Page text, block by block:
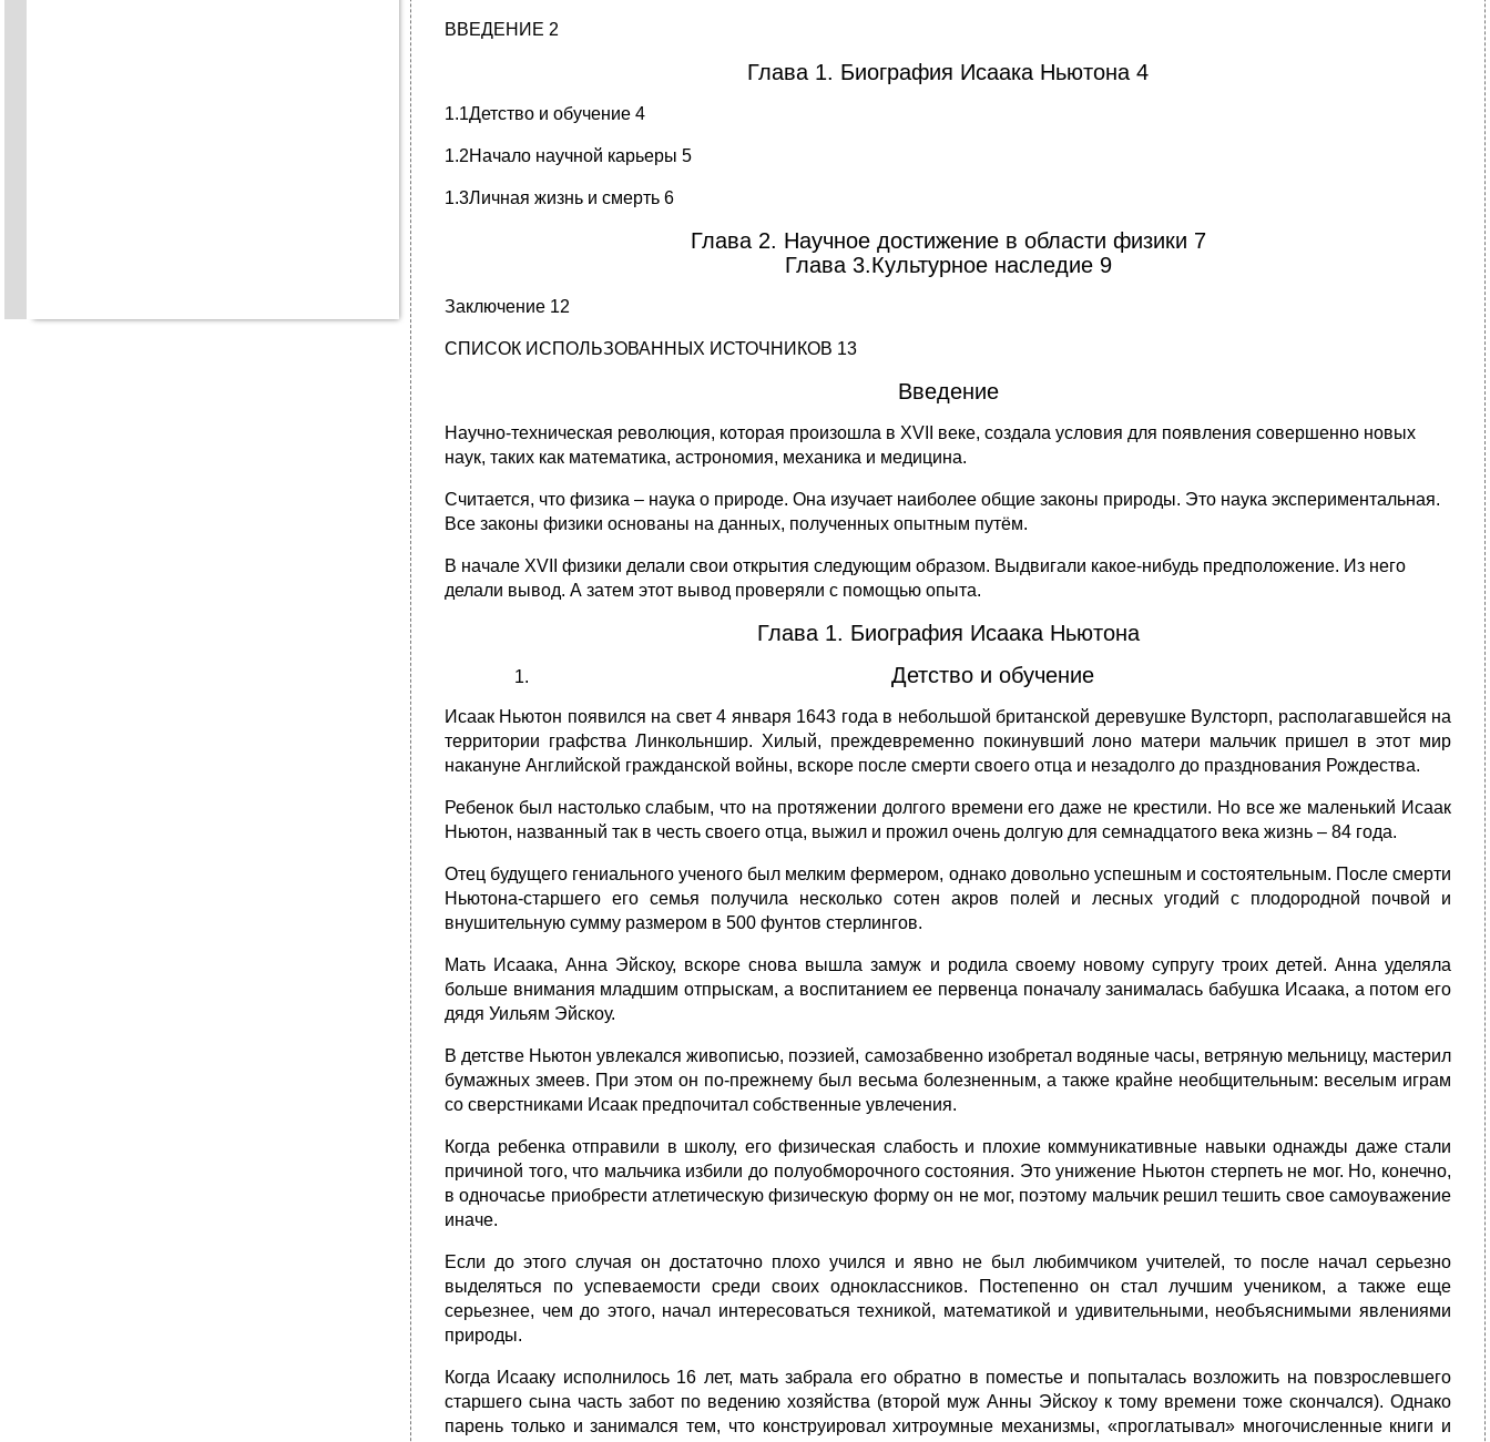
ВВЕДЕНИЕ 2
Глава 1. Биография Исаака Ньютона 4
1.1Детство и обучение 4
1.2Начало научной карьеры 5
1.3Личная жизнь и смерть 6
Глава 2. Научное достижение в области физики 7
Глава 3.Культурное наследие 9
Заключение 12
СПИСОК ИСПОЛЬЗОВАННЫХ ИСТОЧНИКОВ 13
Введение
Научно-техническая революция, которая произошла в XVII веке, создала условия для появления совершенно новых
наук, таких как математика, астрономия, механика и медицина.
Считается, что физика – наука о природе. Она изучает наиболее общие законы природы. Это наука экспериментальная.
Все законы физики основаны на данных, полученных опытным путём.
В начале XVII физики делали свои открытия следующим образом. Выдвигали какое-нибудь предположение. Из него
делали вывод. А затем этот вывод проверяли с помощью опыта.
Глава 1. Биография Исаака Ньютона
Детство и обучение
Исаак Ньютон появился на свет 4 января 1643 года в небольшой британской деревушке Вулсторп, располагавшейся на
территории графства Линкольншир. Хилый, преждевременно покинувший лоно матери мальчик пришел в этот мир
накануне Английской гражданской войны, вскоре после смерти своего отца и незадолго до празднования Рождества.
Ребенок был настолько слабым, что на протяжении долгого времени его даже не крестили. Но все же маленький Исаак
Ньютон, названный так в честь своего отца, выжил и прожил очень долгую для семнадцатого века жизнь – 84 года.
Отец будущего гениального ученого был мелким фермером, однако довольно успешным и состоятельным. После смерти
Ньютона-старшего его семья получила несколько сотен акров полей и лесных угодий с плодородной почвой и
внушительную сумму размером в 500 фунтов стерлингов.
Мать Исаака, Анна Эйскоу, вскоре снова вышла замуж и родила своему новому супругу троих детей. Анна уделяла
больше внимания младшим отпрыскам, а воспитанием ее первенца поначалу занималась бабушка Исаака, а потом его
дядя Уильям Эйскоу.
В детстве Ньютон увлекался живописью, поэзией, самозабвенно изобретал водяные часы, ветряную мельницу, мастерил
бумажных змеев. При этом он по-прежнему был весьма болезненным, а также крайне необщительным: веселым играм
со сверстниками Исаак предпочитал собственные увлечения.
Когда ребенка отправили в школу, его физическая слабость и плохие коммуникативные навыки однажды даже стали
причиной того, что мальчика избили до полуобморочного состояния. Это унижение Ньютон стерпеть не мог. Но, конечно,
в одночасье приобрести атлетическую физическую форму он не мог, поэтому мальчик решил тешить свое самоуважение
иначе.
Если до этого случая он достаточно плохо учился и явно не был любимчиком учителей, то после начал серьезно
выделяться по успеваемости среди своих одноклассников. Постепенно он стал лучшим учеником, а также еще
серьезнее, чем до этого, начал интересоваться техникой, математикой и удивительными, необъяснимыми явлениями
природы.
Когда Исааку исполнилось 16 лет, мать забрала его обратно в поместье и попыталась возложить на повзрослевшего
старшего сына часть забот по ведению хозяйства (второй муж Анны Эйскоу к тому времени тоже скончался). Однако
парень только и занимался тем, что конструировал хитроумные механизмы, «проглатывал» многочисленные книги и